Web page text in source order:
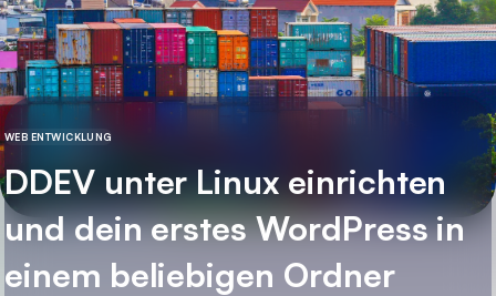
WEB ENTWICKLUNG
DDEV unter Linux einrichten
und dein erstes WordPress in
einem beliebigen Ordner